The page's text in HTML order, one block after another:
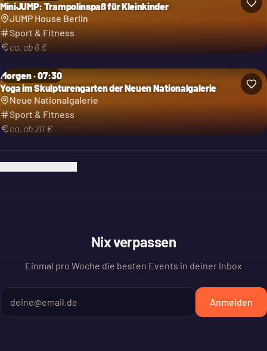
MiniJUMP: Trampolinspaß für Kleinkinder
JUMP House Berlin
Sport & Fitness
ca. ab 6 €
Morgen · 07:30
Yoga im Skulpturengarten der Neuen Nationalgalerie
Neue Nationalgalerie
Sport & Fitness
ca. ab 20 €
Nix verpassen
Einmal pro Woche die besten Events in deiner Inbox
Anmelden